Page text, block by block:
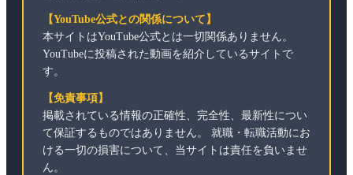
【YouTube公式との関係について】
本サイトはYouTube公式とは一切関係ありません。
YouTubeに投稿された動画を紹介しているサイトで
す。
【免責事項】
掲載されている情報の正確性、完全性、最新性につい
て保証するものではありません。 就職・転職活動にお
ける一切の損害について、当サイトは責任を負いませ
ん。